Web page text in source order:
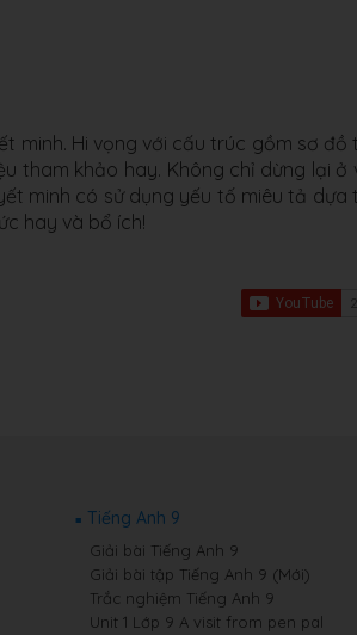
minh. Hi vọng với cấu trúc gồm sơ đồ
tham khảo hay. Không chỉ dừng lại ở
minh có sử dụng yếu tố miêu tả dựa
hay và bổ ích!
Tiếng Anh 9
Giải bài Tiếng Anh 9
Giải bài tập Tiếng Anh 9 (Mới)
Trắc nghiệm Tiếng Anh 9
Unit 1 Lớp 9 A visit from pen pal